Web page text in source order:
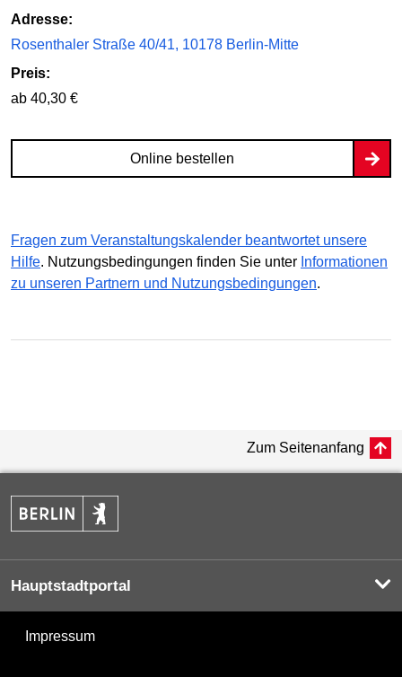
Adresse:
Rosenthaler Straße 40/41, 10178 Berlin-Mitte
Preis:
ab 40,30 €
Online bestellen
Fragen zum Veranstaltungskalender beantwortet unsere
Hilfe. Nutzungsbedingungen finden Sie unter Informationen
zu unseren Partnern und Nutzungsbedingungen.
Zum Seitenanfang
Hauptstadtportal
Impressum